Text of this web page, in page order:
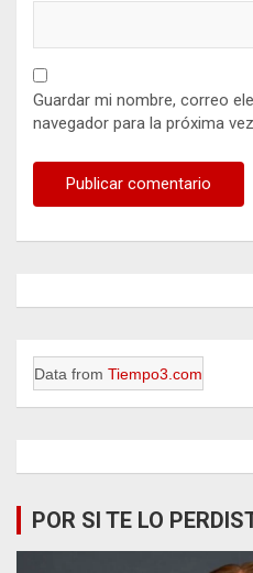
Guardar mi nombre, correo
navegador para la próxima
Data from Tiempo3.com
POR SI TE LO